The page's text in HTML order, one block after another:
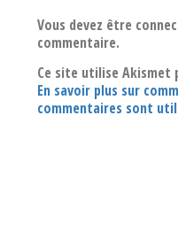
Vous devez être
commentaire.
Ce site utilise Akismet
En savoir plus sur
commentaires sont